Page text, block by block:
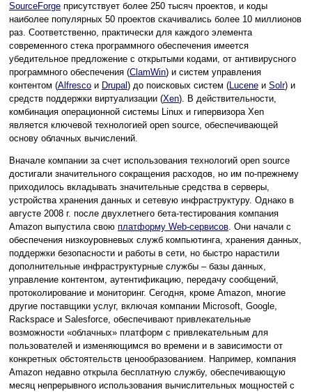
SourceForge присутствует более 250 тысяч проектов, и коды
наиболее популярных 50 проектов скачивались более 10 миллионов
раз. Соответственно, практически для каждого элемента
современного стека программного обеспечения имеется
убедительное предложение с открытыми кодами, от антивирусного
программного обеспечения (ClamWin) и систем управления
контентом (Alfresco и Drupal) до поисковых систем (Lucene и Solr) и
средств поддержки виртуализации (Xen). В действительности,
комбинация операционной системы Linux и гипервизора Xen
является ключевой технологией open source, обеспечивающей
основу облачных вычислений.
Вначале компании за счет использования технологий open source
достигали значительного сокращения расходов, но им по-прежнему
приходилось вкладывать значительные средства в серверы,
устройства хранения данных и сетевую инфраструктуру. Однако в
августе 2008 г. после двухлетнего бета-тестирования компания
Amazon выпустила свою платформу Web-сервисов. Они начали с
обеспечения низкоуровневых служб компьютинга, хранения данных,
поддержки безопасности и работы в сети, но быстро нарастили
дополнительные инфраструктурные службы – базы данных,
управление контентом, аутентификацию, передачу сообщений,
протоколирование и мониторинг. Сегодня, кроме Amazon, многие
другие поставщики услуг, включая компании Microsoft, Google,
Rackspace и Salesforce, обеспечивают привлекательные
возможности «облачных» платформ с привлекательным для
пользователей и изменяющимся во времени и в зависимости от
конкретных обстоятельств ценообразованием. Например, компания
Amazon недавно открыла бесплатную службу, обеспечивающую
месяц непрерывного использования вычислительных мощностей с